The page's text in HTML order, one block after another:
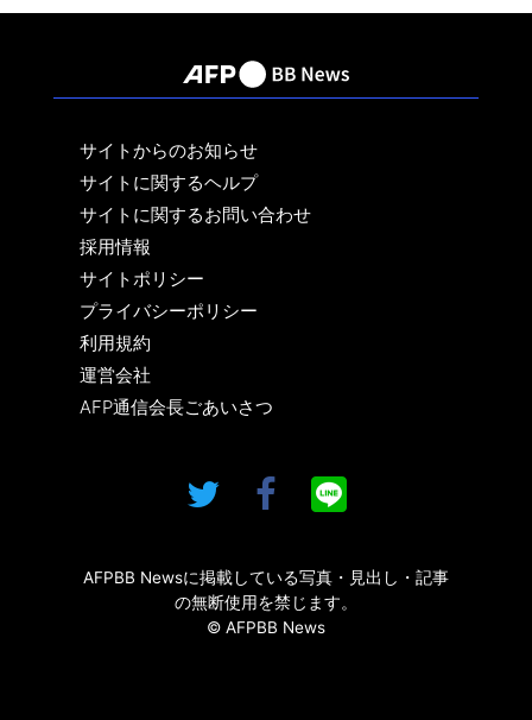
サイトからのお知らせ
サイトに関するヘルプ
サイトに関するお問い合わせ
採用情報
サイトポリシー
プライバシーポリシー
利用規約
運営会社
AFP通信会長ごあいさつ
AFPBB Newsに掲載している写真・見出し・記事
の無断使用を禁じます。
© AFPBB News